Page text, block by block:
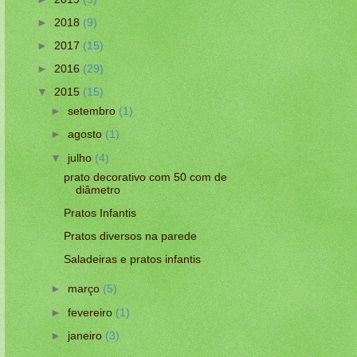
►2018(9)
► 2017(15)
► 2016(29)
▼2015(15)
►setembro(1)
►agosto(1)
▼julho(4)
prato decorativo com 50 com de
diâmetro
Pratos Infantis
Pratos diversos na parede
Saladeiras e pratos infantis
►março(5)
►fevereiro(1)
► janeiro(3)